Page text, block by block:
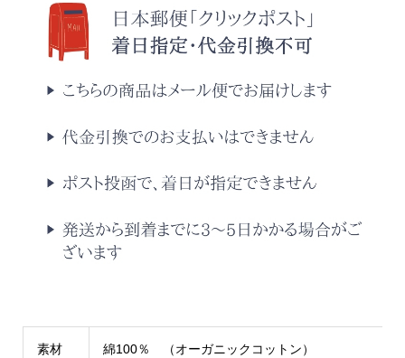
素材 綿100％ （オーガニックコットン）